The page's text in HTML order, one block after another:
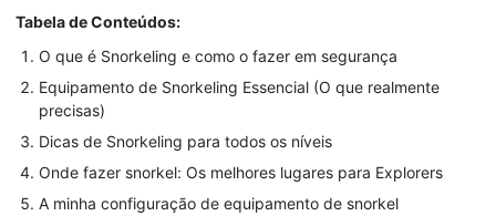
Tabela de Conteúdos:
O que é Snorkeling e como o fazer em segurança
Equipamento de Snorkeling Essencial (O que realmente
precisas)
Dicas de Snorkeling para todos os níveis
Onde fazer snorkel: Os melhores lugares para Explorers
A minha configuração de equipamento de snorkel